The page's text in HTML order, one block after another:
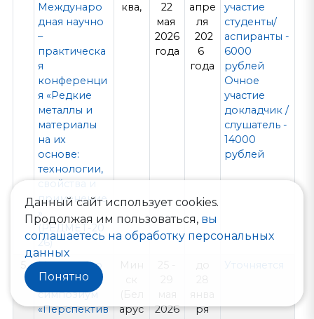
Междунаро
дная научно
–
практическа
я
конференци
я «Редкие
металлы и
материалы
на их
основе:
технологии,
свойства и
применение
(РЕДМЕТ-20
26)
ква,
22
мая
2026
года
апре
ля
202
6
года
участие
студенты/
аспиранты -
6000
рублей
Очное
участие
докладчик /
слушатель -
14000
рублей
Междунаро
дный
симпозиум
«Перспектив
арус
2026
ря
Уточняется
Данный сайт использует cookies.
Продолжая им пользоваться, вы
соглашаетесь на обработку персональных
данных
Понятно